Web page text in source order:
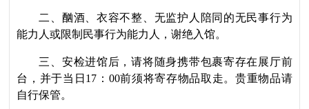
二、 酗酒、衣容不整、无监护人陪同的无民事行为
能力人或限制民事行为能力人，谢绝入馆。
三、安检进馆后，请将随身携带包裹寄存在展厅前
台，并于当日 17 ： 00前须将寄存物品取走。贵重物品请
自行保管。